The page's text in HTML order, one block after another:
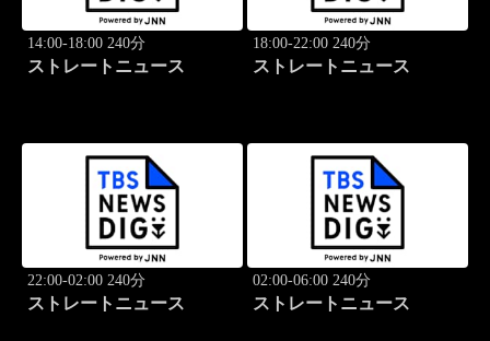
14:00-18:00 240分
ストレートニュース
18:00-22:00 240分
ストレートニュース
22:00-02:00 240分
ストレートニュース
02:00-06:00 240分
ストレートニュース